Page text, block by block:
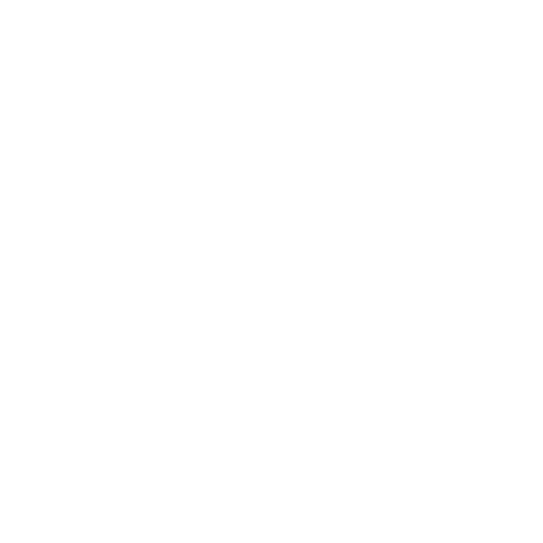
tasak kupakját gyermekek számára elérhetetlen
tegye forró vízbe, és ellenőrizze, hogy a víz
nyomja a tasak tartalmát egy tálba vagy
Tálalás előtt ellenőrizze a hőmérsékletet. Ha a
tároljuk, tartalma közvetlenül, melegítés
lehet fagyasztani - kicsit hideg lesz, de így is